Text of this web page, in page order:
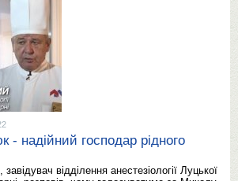
- надійний господар рідного
відділення анестезіології Луцької